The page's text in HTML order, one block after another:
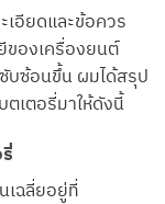
เอียดและข้อควร
ของเครื่องยนต์
บซ้อนขึ้น ผมได้สรุป
เตอรี่มาให้ดังนี้
เฉลี่ยอยู่ที่